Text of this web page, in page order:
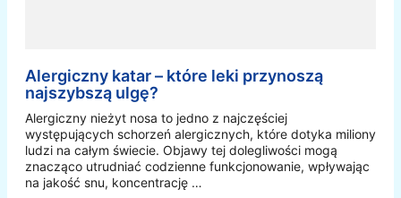
Alergiczny katar – które leki przynoszą
najszybszą ulgę?
Alergiczny nieżyt nosa to jedno z najczęściej
występujących schorzeń alergicznych, które dotyka miliony
ludzi na całym świecie. Objawy tej dolegliwości mogą
znacząco utrudniać codzienne funkcjonowanie, wpływając
na jakość snu, koncentrację …